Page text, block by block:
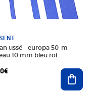
panier
tissé - europa 50-m-
10 mm bleu roi